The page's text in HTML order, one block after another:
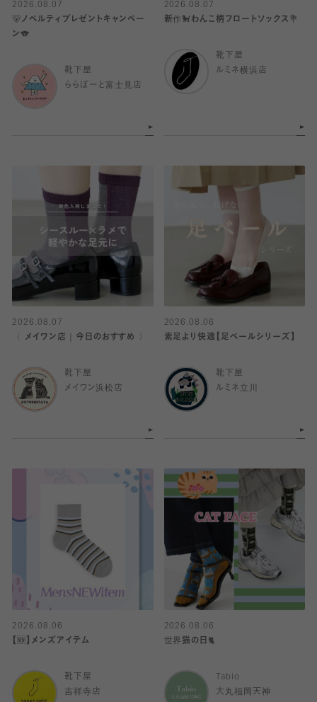
2026.08.07
🐻ノベルティプレゼントキャンペー
ン🐨
靴下屋
ららぽーと富士見店
2026.08.07
新作🐩わんこ柄フロートソックス💐
靴下屋
ルミネ横浜店
2026.08.07
〈 メイワン店｜今日のおすすめ 〉
靴下屋
メイワン浜松店
2026.08.06
素足より快適【足ベールシリーズ】
靴下屋
ルミネ立川
2026.08.06
【🆕】メンズアイテム
靴下屋
吉祥寺店
2026.08.06
世界猫の日🐈
Tabio
大丸福岡天神